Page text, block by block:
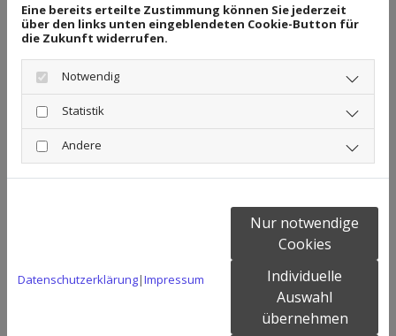
Kundendienst und Service
fachgerechte Ausführung - nur so konnten wir über
die Jahre für zufriedene Kunden sorgen. Unser
Einzugsgebiet ist die Wedemark und die Region
Hannover, sodass wir schnell von unserem Standort
Wedemark aus vor Ort sein können. Benötigen Sie
nehmen Sie Kontakt über Kontaktformular auf - wir
rufen dann schnellstmöglich zurück.
Zertifikate
2001 - Zertifikat - Fachmonteur für Industrietor-
Eine bereits erteilte Zustimmung können Sie jederzeit
über den links unten eingeblendeten Cookie-Button für
die Zukunft widerrufen.
Notwendig
Statistik
Andere
Datenschutzerklärung|Impressum
Nur notwendige
Cookies
Individuelle
Auswahl
übernehmen